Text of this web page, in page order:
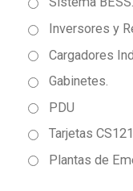
Inversores y
Cargadores
Gabinetes.
PDU
Tarjetas
Plantas de